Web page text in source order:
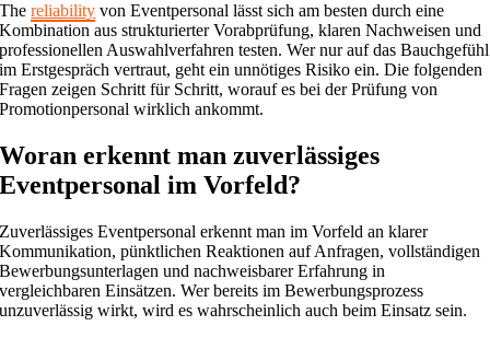
Thereliability von Eventpersonal lässt sich am besten durch eine
Kombination aus strukturierter Vorabprüfung, klaren Nachweisen und
professionellen Auswahlverfahren testen. Wer nur auf das Bauchgefühl
im Erstgespräch vertraut, geht ein unnötiges Risiko ein. Die folgenden
Fragen zeigen Schritt für Schritt, worauf es bei der Prüfung von
Promotionpersonal wirklich ankommt.
Woran erkennt man zuverlässiges
Eventpersonal im Vorfeld?
Zuverlässiges Eventpersonal erkennt man im Vorfeld an klarer
Kommunikation, pünktlichen Reaktionen auf Anfragen, vollständigen
Bewerbungsunterlagen und nachweisbarer Erfahrung in
vergleichbaren Einsätzen. Wer bereits im Bewerbungsprozess
unzuverlässig wirkt, wird es wahrscheinlich auch beim Einsatz sein.